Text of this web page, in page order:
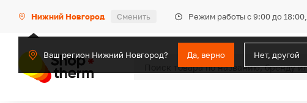
Нижний Новгород Сменить Режим работы с 9:00 до
Ваш регион Нижний Новгород? Да, верно Нет, другой